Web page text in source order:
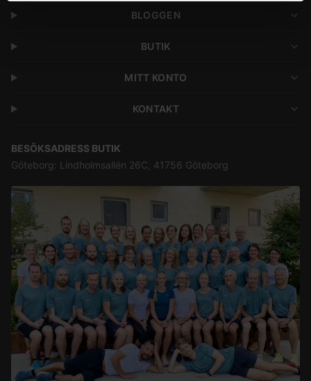
BLOGGEN
BUTIK
MITT KONTO
KONTAKT
BESÖKSADRESS BUTIK
Göteborg: Lindholmsallén 26C, 41756 Göteborg